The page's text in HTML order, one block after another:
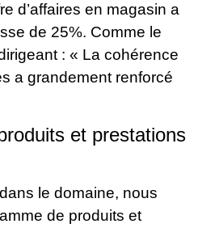
d’affaires en magasin a
de 25%. Comme le
: « La cohérence
a grandement renforcé
et prestations
le domaine, nous
de produits et